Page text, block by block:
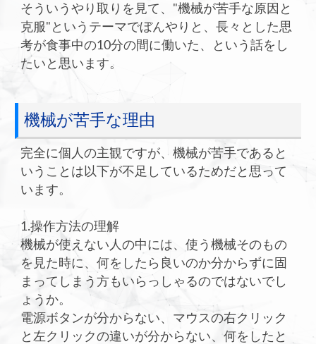
そういうやり取りを見て、"機械が苦手な原因と
克服"というテーマでぼんやりと、長々とした思
考が食事中の10分の間に働いた、という話をし
たいと思います。
機械が苦手な理由
完全に個人の主観ですが、機械が苦手であると
いうことは以下が不足しているためだと思って
います。
1.操作方法の理解
機械が使えない人の中には、使う機械そのもの
を見た時に、何をしたら良いのか分からずに固
まってしまう方もいらっしゃるのではないでし
ょうか。
電源ボタンが分からない、マウスの右クリック
と左クリックの違いが分からない、何をしたと